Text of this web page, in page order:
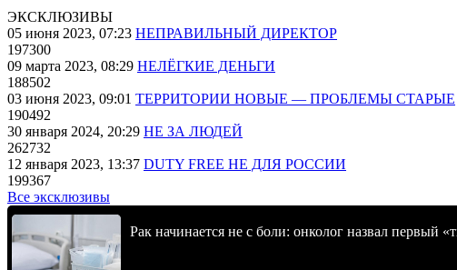
ЭКСКЛЮЗИВЫ
05 июня 2023, 07:23 НЕПРАВИЛЬНЫЙ ДИРЕКТОР
197300
09 марта 2023, 08:29 НЕЛЁГКИЕ ДЕНЬГИ
188502
03 июня 2023, 09:01 ТЕРРИТОРИИ НОВЫЕ — ПРОБЛЕМЫ СТАРЫЕ
190492
30 января 2024, 20:29 НЕ ЗА ЛЮДЕЙ
262732
12 января 2023, 13:37 DUTY FREE НЕ ДЛЯ РОССИИ
199367
Все эксклюзивы
Рак начинается не с боли: онколог назвал первый